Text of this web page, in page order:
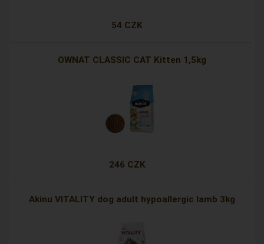
54 CZK
OWNAT CLASSIC CAT Kitten 1,5kg
246 CZK
Akinu VITALITY dog adult hypoallergic lamb 3kg